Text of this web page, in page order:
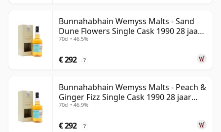
Bunnahabhain Wemyss Malts - Sand
Dune Flowers Single Cask 1990 28 jaar
oud
70cl • 46.5%
€ 292 ?
Bunnahabhain Wemyss Malts - Peach &
Ginger Fizz Single Cask 1990 28 jaar
oud
70cl • 46.9%
€ 292 ?